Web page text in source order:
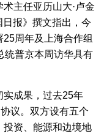
主任亚历山大·卢金
日报》撰文指出，今
周年及上海合作组
统普京本周访华具有
实成果，过去25年
议。双方设有五个
投资、能源和边境地